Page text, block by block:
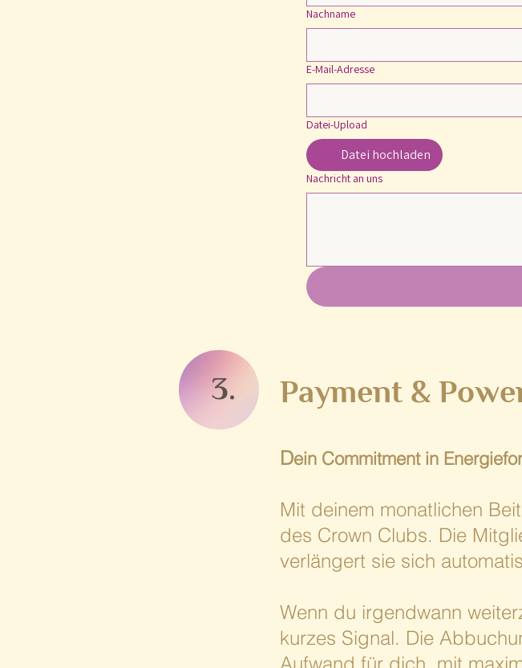
Nachname
E-Mail-Adresse
Datei-Upload
Datei hochladen
Nachricht an uns
3. Payment &
Dein Commitment in
Mit deinem monatlichen
des Crown Clubs. Die
verlängert sie sich
Wenn du irgendwann
kurzes Signal. Die